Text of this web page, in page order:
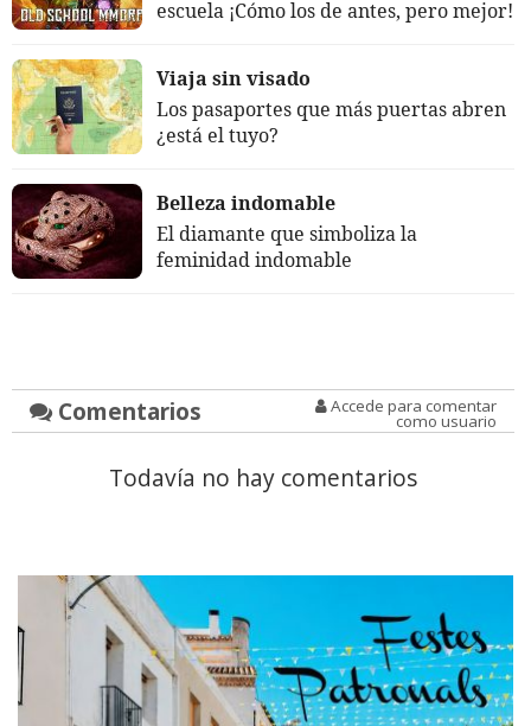
escuela ¡Cómo los de antes, pero mejor!
Viaja sin visado
Los pasaportes que más puertas abren
¿está el tuyo?
Belleza indomable
El diamante que simboliza la
feminidad indomable
Comentarios Accede para comentar
como usuario
Todavía no hay comentarios